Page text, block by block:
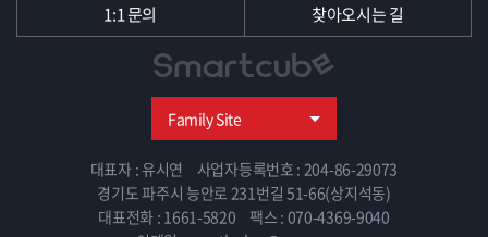
1:1 문의
찾아오시는 길
Family Site
대표자 : 유시연
사업자등록번호 : 204-86-29073
경기도 파주시 능안로 231번길 51-66(상지석동)
대표전화 : 1661-5820
팩스 : 070-4369-9040